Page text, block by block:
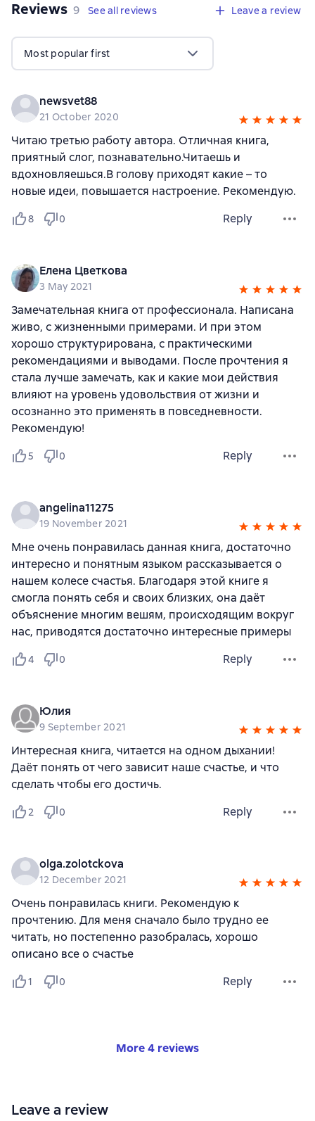
Reviews 9 reviews
9 See all reviews Leave a review
Most popular first
newsvet88
21 October 2020
Читаю третью работу автора. Отличная книга,
приятный слог, познавательно.Читаешь и
вдохновляешься.В голову приходят какие – то
новые идеи, повышается настроение. Рекомендую.
8 0 Reply
Елена Цветкова
3 May 2021
Замечательная книга от профессионала. Написана
живо, с жизненными примерами. И при этом
хорошо структурирована, с практическими
рекомендациями и выводами. После прочтения я
стала лучше замечать, как и какие мои действия
влияют на уровень удовольствия от жизни и
осознанно это применять в повседневности.
Рекомендую!
5 0 Reply
angelina11275
19 November 2021
Мне очень понравилась данная книга, достаточно
интересно и понятным языком рассказывается о
нашем колесе счастья. Благодаря этой книге я
смогла понять себя и своих близких, она даёт
объяснение многим вешям, происходящим вокруг
нас, приводятся достаточно интересные примеры
4 0 Reply
Юлия
9 September 2021
Интересная книга, читается на одном дыхании!
Даёт понять от чего зависит наше счастье, и что
сделать чтобы его достичь.
2 0 Reply
olga.zolotckova
12 December 2021
Очень понравилась книги. Рекомендую к
прочтению. Для меня сначало было трудно ее
читать, но постепенно разобралась, хорошо
описано все о счастье
1 0 Reply
More 4 reviews
Leave a review